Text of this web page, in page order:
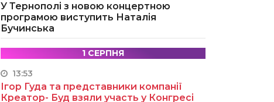
У Тернополі з новою концертною
програмою виступить Наталія
Бучинська
1 СЕРПНЯ
13:53
Ігор Гуда та представники компанії
Креатор- Буд взяли участь у Конгресі